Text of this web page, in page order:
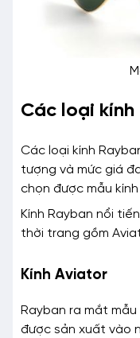
Các loại
Các loại kính
tượng và mức giá
chọn được mẫu
Kính Rayban nổi
thời trang gồm
Kính Aviator
Rayban ra mắt
được sản xuất vào